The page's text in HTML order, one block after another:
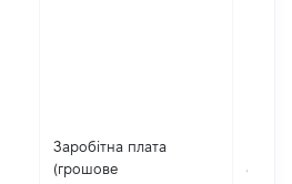
Заробітна плата
(грошове